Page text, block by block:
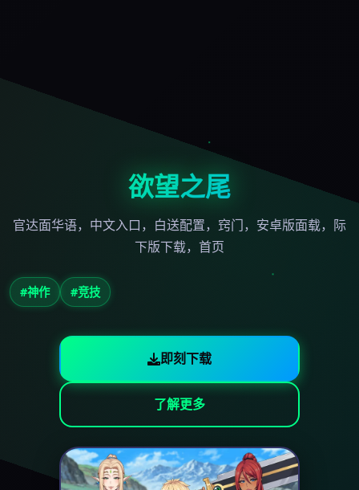
欲望之尾
官达面华语，中文入口，白送配置，窍门，安卓版面载，际
下版下载，首页
#神作 #竞技
即刻下载
了解更多